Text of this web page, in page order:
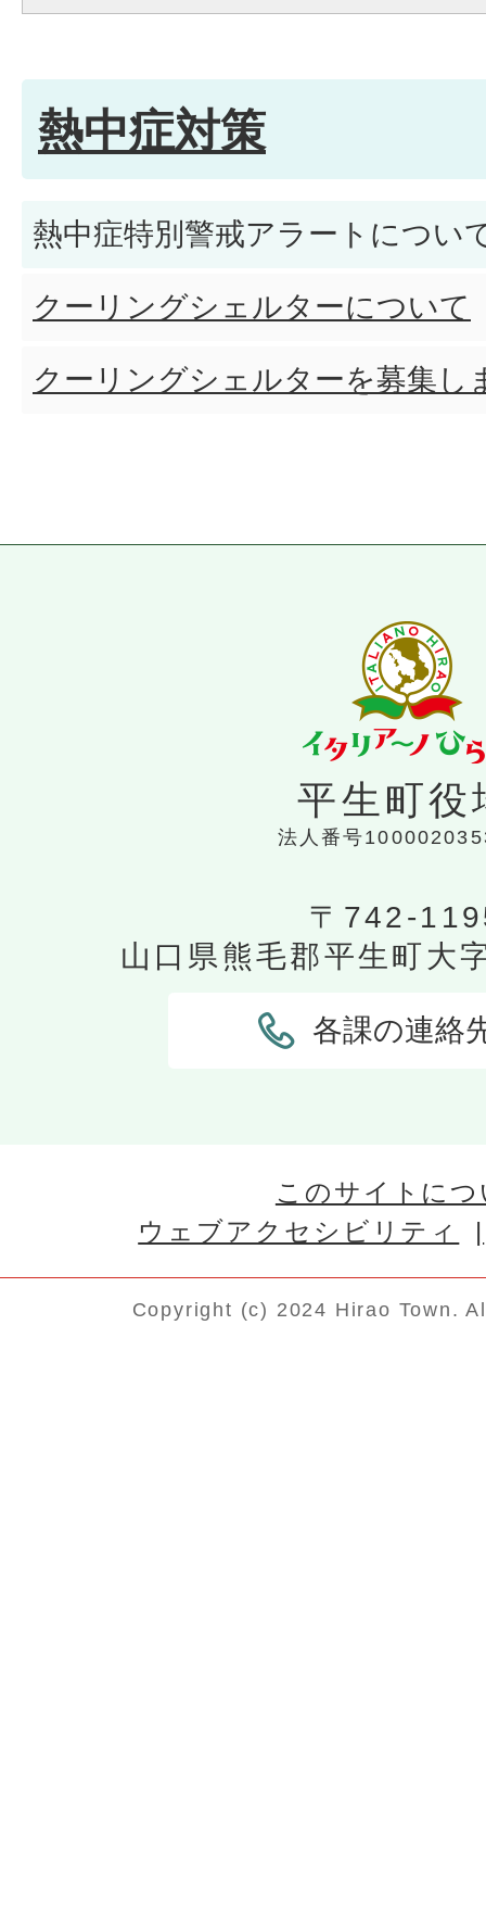
熱中症対策
熱中症特別警戒アラートについ
クーリングシェルターについて
クーリングシェルターを募集し
平生町役
法人番号
〒742-
山口県熊毛郡平生町大
各課の連絡
このサイトに
ウェブアクセシビリティ
Copyright (c) 2024 Hirao Town.